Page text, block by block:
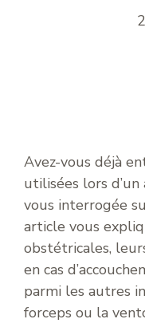
Avez-vous déjà
utilisées lors
vous interrogée
article vous
obstétricales,
en cas
parmi les autres
forceps ou la